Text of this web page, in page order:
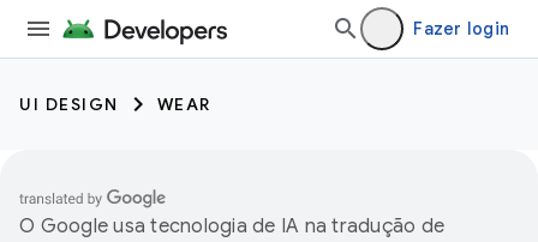
Fazer login
UI DESIGN WEAR
O Google usa tecnologia de IA na tradução de